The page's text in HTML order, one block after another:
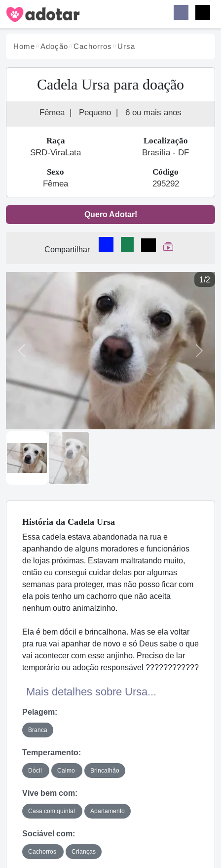
Home Adoção Cachorros Ursa
Cadela Ursa para doação
Fêmea | Pequeno | 6 ou mais anos
Raça
SRD-ViraLata
Localização
Brasília - DF
Sexo
Fêmea
Código
295292
Quero Adotar!
Compartilhar
Compartilhar no Facebook
Compartilhar no
Compartilhar
Ver Web Story
1/2
Previous Next
História da Cadela Ursa
Essa cadela estava abandonada na rua e
apanhando de alguns moradores e funcionários
de lojas próximas. Estavam maltratando muito,
então eu consegui cuidar delas por algumas
semanas para proteger, mas não posso ficar com
ela pois tenho um cachorro que não aceita
nenhum outro animalzinho.
Ela é bem dócil e brincalhona. Mas se ela voltar
pra rua vai apanhar de novo e só Deus sabe o que
vai acontecer com esse anjinho. Preciso de lar
temporário ou adoção responsável ????????????
Mais detalhes sobre Ursa...
Pelagem:
Branca
Temperamento:
Dócil Calmo Brincalhão
Vive bem com:
Casa com quintal Apartamento
Sociável com:
Cachorros Crianças